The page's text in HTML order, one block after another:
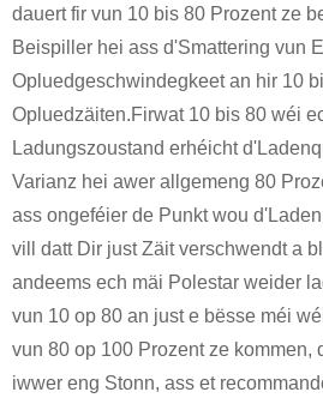
dauert fir vun 10 bis 80 Prozent ze
Beispiller hei ass d'Smattering vun
Opluedgeschwindegkeet an hir 10
Opluedzäiten.Firwat 10 bis 80 wéi
Ladungszoustand erhéicht
Varianz hei awer allgemeng 80
ass ongeféier de Punkt wou
vill datt Dir just Zäit verschwendt a
andeems ech mäi Polestar weider
vun 10 op 80 an just e bësse méi
vun 80 op 100 Prozent ze kommen,
iwwer eng Stonn, ass et